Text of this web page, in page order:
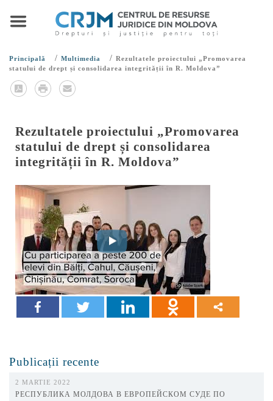
Principală / Multimedia / Rezultatele proiectului „Promovarea
statului de drept și consolidarea integrității în R. Moldova”
Rezultatele proiectului „Promovarea
statului de drept și consolidarea
integrității în R. Moldova”
Publicații recente
2 MARTIE 2022
РЕСПУБЛИКА МОЛДОВА В ЕВРОПЕЙСКОМ СУДЕ ПО